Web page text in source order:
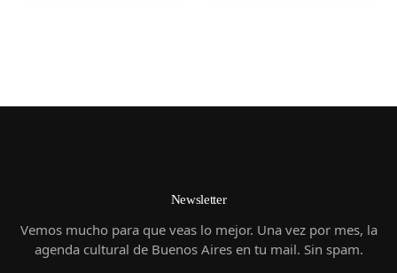
Newsletter
Vemos mucho para que veas lo mejor. Una vez por mes, la
agenda cultural de Buenos Aires en tu mail. Sin spam.